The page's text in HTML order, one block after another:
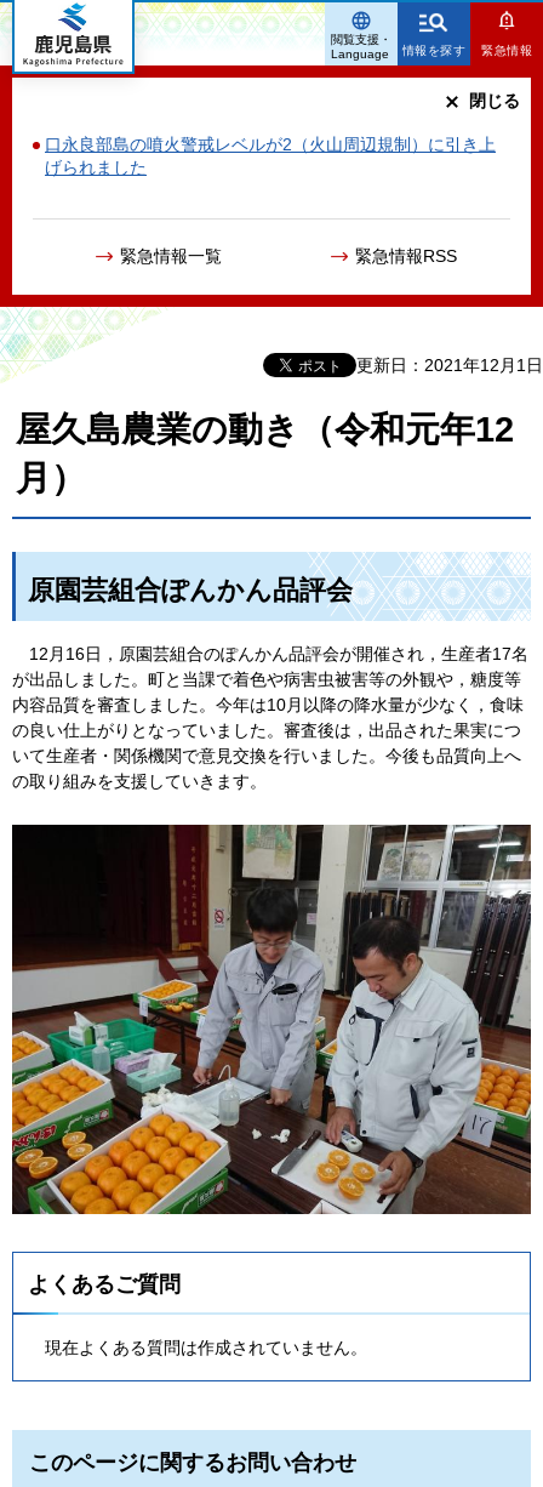
鹿児島県
情報を探す 緊急情報
口永良部島の噴火警戒レベルが2（火山周辺規制）に引き上
げられました
緊急情報一覧 緊急情報RSS
閉じる
閲覧支援・
Language
更新日：2021年12月1日
屋久島農業の動き（令和元年12
月）
原園芸組合ぽんかん品評会
12月 16日，原園芸組合のぽんかん品評会が開催され，生産者17名
が出品しました。町と当課で着色や病害虫被害等の外観や，糖度等
内容品質を審査しました。今年は10月以降の降水量が少なく，食味
の良い仕上がりとなっていました。審査後は，出品された果実につ
いて生産者・関係機関で意見交換を行いました。今後も品質向上へ
の取り組みを支援していきます。
よくあるご質問
現在よくある質問は作成されていません。
このページに関するお問い合わせ